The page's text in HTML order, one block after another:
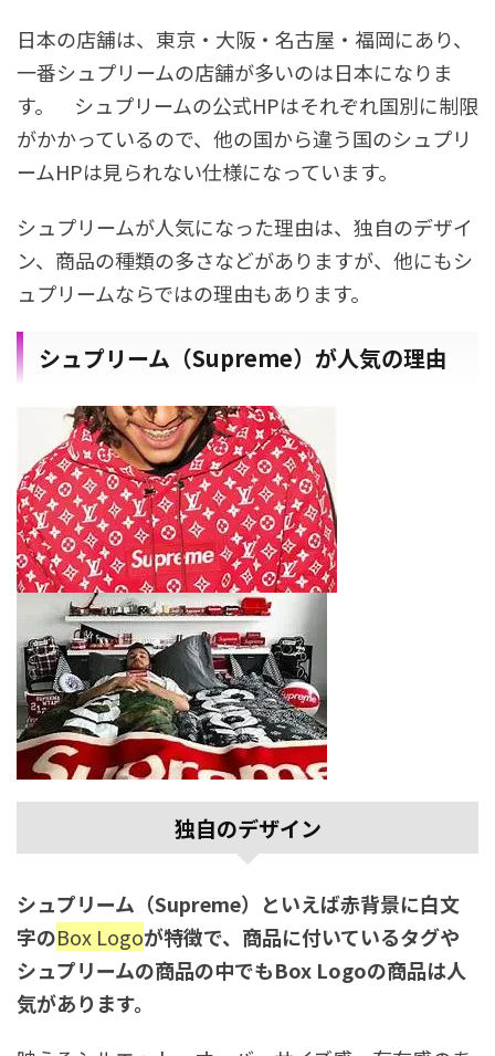
日本の店舗は、東京・大阪・名古屋・福岡にあり、
一番シュプリームの店舗が多いのは日本になりま
す。 シュプリームの公式HPはそれぞれ国別に制限
がかかっているので、他の国から違う国のシュプリ
ームHPは見られない仕様になっています。
シュプリームが人気になった理由は、独自のデザイ
ン、商品の種類の多さなどがありますが、他にもシ
ュプリームならではの理由もあります。
シュプリーム（Supreme）が人気の理由
独自のデザイン
シュプリーム（Supreme）といえば赤背景に白文
字のBox Logoが特徴で、商品に付いているタグや
シュプリームの商品の中でもBox Logoの商品は人
気があります。